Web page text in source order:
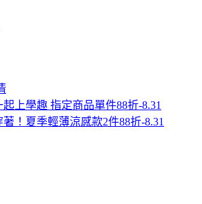
上學趣 指定商品單件88折-8.31
！夏季輕薄涼感款2件88折-8.31